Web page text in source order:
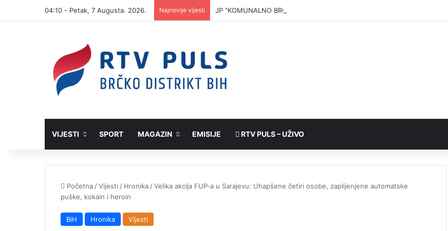
04:10 - Petak, 7 Augusta. 2026. Najnovije vijesti JP “KOMUNALNO BRČKO”: Voda iz rezervoara Gajevi trenutno nije za piće
VIJESTI SPORT MAGAZIN EMISIJE RTV PULS – UŽIVO
Početna /Vijesti / Hronika /Velika akcija FUP-a u Sarajevu: Uhapšene četiri osobe, zaplijenjene automatske
puške, kokain i heroin
BiH Hronika Vijesti